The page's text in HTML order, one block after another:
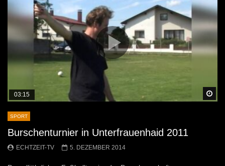
03:15
SPORT
Burschenturnier in Unterfrauenhaid 2011
ECHTZEIT-TV 5. DEZEMBER 2014